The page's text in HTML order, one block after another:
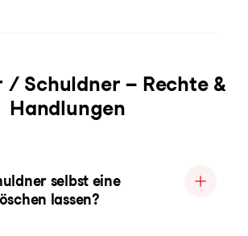
/ Schuldner – Rechte &
Handlungen
selbst eine
lassen?